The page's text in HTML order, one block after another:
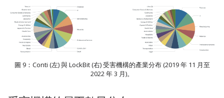
圖 9：Conti (左) 與 LockBit (右) 受害機構的產業分布 (2019 年 11 月至
2022 年 3 月)。